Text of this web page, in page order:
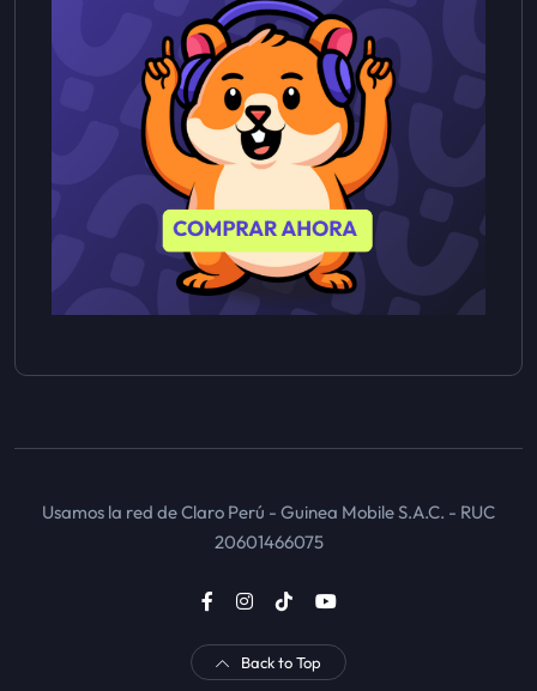
Usamos la red de Claro Perú - Guinea Mobile S.A.C. - RUC
20601466075
Back to Top